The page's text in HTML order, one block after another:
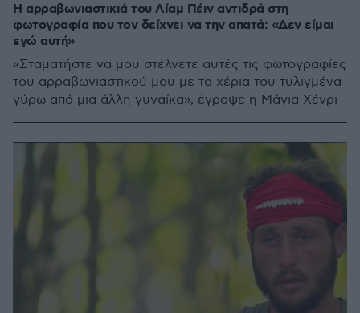
Η αρραβωνιαστικιά του Λίαμ Πέιν αντιδρά στη
φωτογραφία που τον δείχνει να την απατά: «Δεν είμαι
εγώ αυτή»
«Σταματήστε να μου στέλνετε αυτές τις φωτογραφίες
του αρραβωνιαστικού μου με τα χέρια του τυλιγμένα
γύρω από μια άλλη γυναίκα», έγραψε η Μάγια Χένρι